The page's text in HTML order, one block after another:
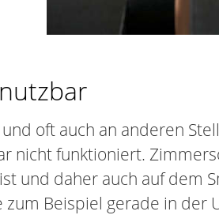
oft auch an anderen
nicht funktioniert.
und daher auch auf dem
Beispiel gerade in der